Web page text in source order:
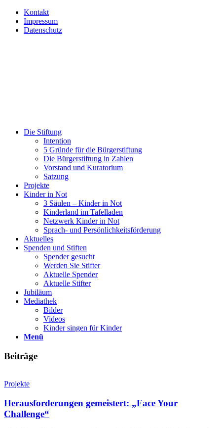
Kontakt
Impressum
Datenschutz
Die Stiftung
Intention
5 Gründe für die Bürgerstiftung
Die Bürgerstiftung in Zahlen
Vorstand und Kuratorium
Satzung
Projekte
Kinder in Not
3 Säulen – Kinder in Not
Kinderland im Tafelladen
Netzwerk Kinder in Not
Sprach- und Persönlichkeits­förderung
Aktuelles
Spenden und Stiften
Spender gesucht
Werden Sie Stifter
Aktuelle Spender
Aktuelle Stifter
Jubiläum
Mediathek
Bilder
Videos
Kinder singen für Kinder
Menü
Beiträge
Projekte
Herausforderungen gemeistert: „Face Your
Challenge“